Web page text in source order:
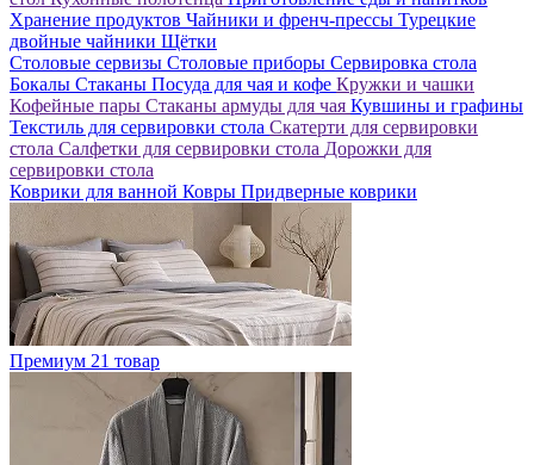
Хранение продуктов Чайники и френч-прессы Турецкие
двойные чайники Щётки
Столовые сервизы Столовые приборы Сервировка стола
Бокалы Стаканы Посуда для чая и кофе Кружки и чашки
Кофейные пары Стаканы армуды для чая Кувшины и графины
Текстиль для сервировки стола Скатерти для сервировки
стола Салфетки для сервировки стола Дорожки для
сервировки стола
Коврики для ванной Ковры Придверные коврики
Премиум 21 товар